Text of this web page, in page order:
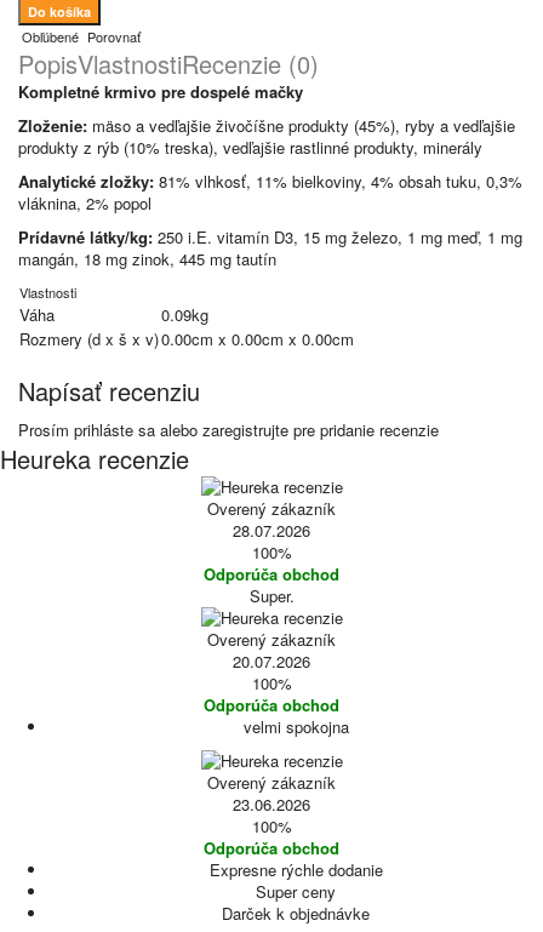
Obľúbené Porovnať
PopisVlastnostiRecenzie (0)
Kompletné krmivo pre dospelé mačky
Zloženie: mäso a vedľajšie živočíšne produkty (45%), ryby a vedľajšie
produkty z rýb (10% treska), vedľajšie rastlinné produkty, minerály
Analytické zložky: 81% vlhkosť, 11% bielkoviny, 4% obsah tuku, 0,3%
vláknina, 2% popol
Prídavné látky/kg: 250 i.E. vitamín D3, 15 mg železo, 1 mg meď, 1 mg
mangán, 18 mg zinok, 445 mg tautín
Vlastnosti
Váha
0.09kg
Rozmery (d x š x v)0.00cm x 0.00cm x 0.00cm
Napísať recenziu
Prosím prihláste sa alebo zaregistrujte pre pridanie recenzie
Heureka recenzie
Overený zákazník
28.07.2026
100%
Odporúča obchod
Super.
Overený zákazník
20.07.2026
100%
Odporúča obchod
velmi spokojna
Overený zákazník
23.06.2026
100%
Odporúča obchod
Expresne rýchle dodanie
Super ceny
Darček k objednávke